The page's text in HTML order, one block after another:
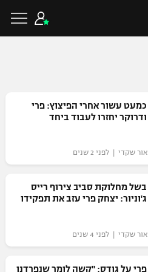
כמעט עשור אחרי הפיצוץ: פרי
ודרוקר יחזרו לעבוד ביחד
אור שקדי | לפני 2 שנים
בשל מחלוקת סביב צירוף רייס
ג'וניור: יצחק פרי עזב את תפקידו
אור שקדי | לפני 4 שנים
פרי על גודס: "קשה לומר שנפרדנו